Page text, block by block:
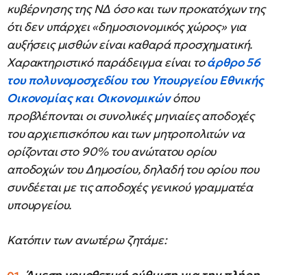
κυβέρνησης της ΝΔ όσο και των προκατόχων της
ότι δεν υπάρχει «δημοσιονομικός χώρος» για
αυξήσεις μισθών είναι καθαρά προσχηματική.
Χαρακτηριστικό παράδειγμα είναι τοάρθρο 56
του πολυνομοσχεδίου του Υπουργείου Εθνικής
Οικονομίας και Οικονομικώνόπου
προβλέπονται οι συνολικές μηνιαίες αποδοχές
του αρχιεπισκόπου και των μητροπολιτών να
ορίζονται στο 90% του ανώτατου ορίου
αποδοχών του Δημοσίου, δηλαδή του ορίου που
συνδέεται με τις αποδοχές γενικού γραμματέα
υπουργείου.
Κατόπιν των ανωτέρω ζητάμε: